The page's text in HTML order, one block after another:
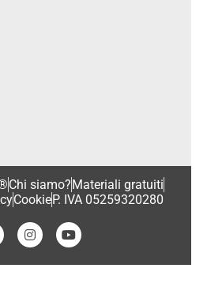
Chi siamo?Materiali gratuiti
CookieP. IVA 05259320280